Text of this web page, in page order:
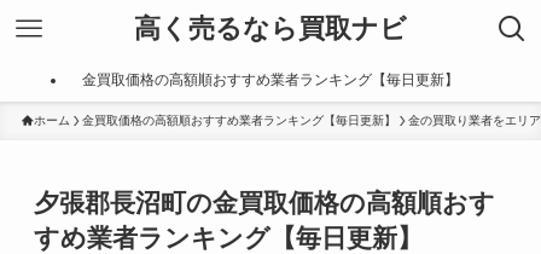
高く売るなら買取ナビ
金買取価格の高額順おすすめ業者ランキング【毎日更新】
ホーム 金買取価格の高額順おすすめ業者ランキング【毎日更新】 金の買取り業者をエリ
夕張郡長沼町の金買取価格の高額順おす
すめ業者ランキング【毎日更新】